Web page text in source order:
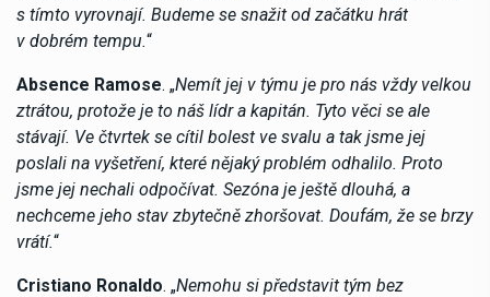
s tímto vyrovnají. Budeme se snažit od začátku hrát
v dobrém tempu.“
Absence Ramose. „Nemít jej v týmu je pro nás vždy velkou
ztrátou, protože je to náš lídr a kapitán. Tyto věci se ale
stávají. Ve čtvrtek se cítil bolest ve svalu a tak jsme jej
poslali na vyšetření, které nějaký problém odhalilo. Proto
jsme jej nechali odpočívat. Sezóna je ještě dlouhá, a
nechceme jeho stav zbytečně zhoršovat. Doufám, že se brzy
vrátí.“
Cristiano Ronaldo. „Nemohu si představit tým bez